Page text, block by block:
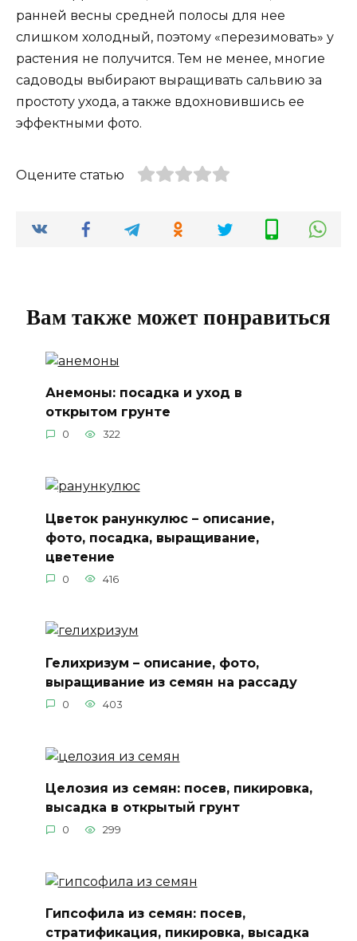
ранней весны средней полосы для нее
слишком холодный, поэтому «перезимовать» у
растения не получится. Тем не менее, многие
садоводы выбирают выращивать сальвию за
простоту ухода, а также вдохновившись ее
эффектными фото.
Оцените статью
Вам также может понравиться
Анемоны: посадка и уход в
открытом грунте
0 322
Цветок ранункулюс – описание,
фото, посадка, выращивание,
цветение
0 416
Гелихризум – описание, фото,
выращивание из семян на рассаду
0 403
Целозия из семян: посев, пикировка,
высадка в открытый грунт
0 299
Гипсофила из семян: посев,
стратификация, пикировка, высадка